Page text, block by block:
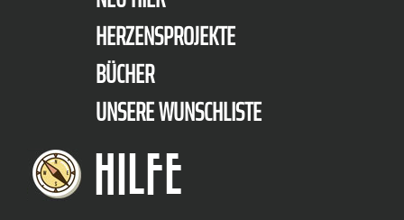
HERZENSPROJEKTE
BÜCHER
UNSERE WUNSCHLISTE
HILFE